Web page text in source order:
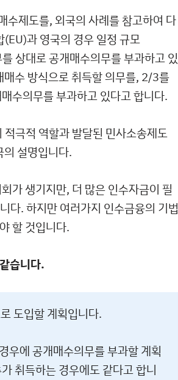
제도를, 외국의 사례를 참고하여 다
과 영국의 경우 일정 규모
상대로 공개매수의무를 부과하고 있
수 방식으로 취득할 의무를, 2/3를
수의무를 부과하고 있다고 합니다.
극적 역할과 발달된 민사소송제도
설명입니다.
가 생기지만, 더 많은 인수자금이 필
다. 하지만 여러가지 인수금융의 기법
할 것입니다.
습니다.
도입할 계획입니다.
우에 공개매수의무를 부과할 계획
취득하는 경우에도 같다고 합니